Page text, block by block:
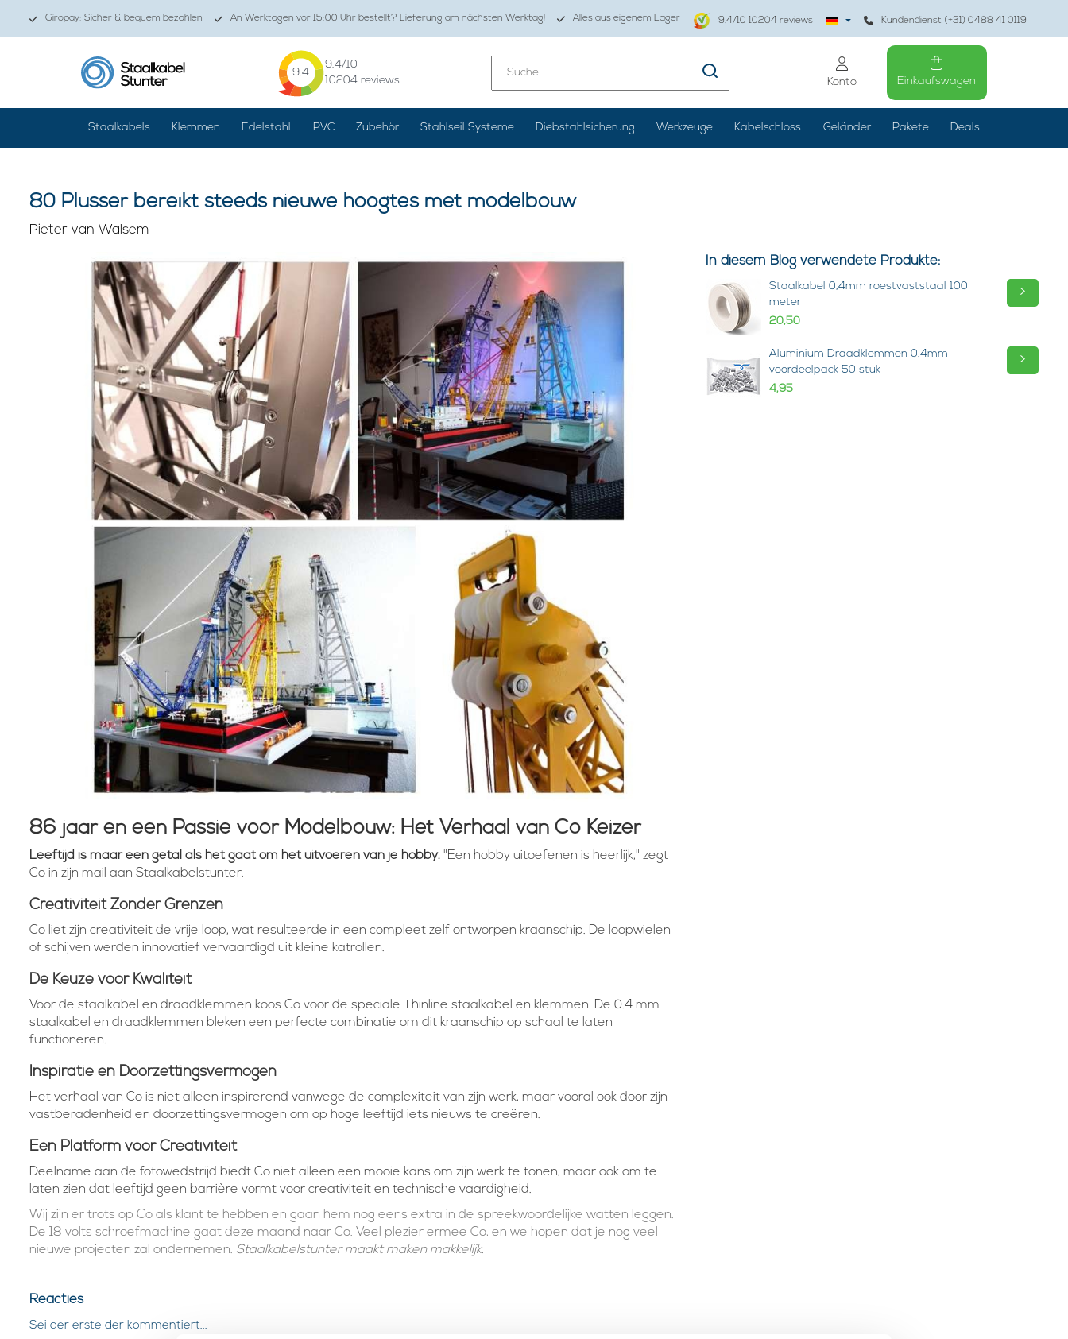
Giropay: Sicher & bequem bezahlen An Werktagen vor 15:00 Uhr bestellt? Lieferung am nächsten Werktag! Alles aus eigenem Lager 9.4/10 10204 reviews Kundendienst (+31) 0488 41 0119
9.4
9.4/10
10204reviews Konto Einkaufswagen
Staalkabels Klemmen Edelstahl PVC Zubehör Stahlseil Systeme Diebstahlsicherung Werkzeuge Kabelschloss Geländer Pakete Deals
80 Plusser bereikt steeds nieuwe hoogtes met modelbouw
Pieter van Walsem
86 jaar en een Passie voor Modelbouw: Het Verhaal van Co Keizer
Leeftijd is maar een getal als het gaat om het uitvoeren van je hobby. "Een hobby uitoefenen is heerlijk," zegt
Co in zijn mail aan Staalkabelstunter.
Creativiteit Zonder Grenzen
Co liet zijn creativiteit de vrije loop, wat resulteerde in een compleet zelf ontworpen kraanschip. De loopwielen
of schijven werden innovatief vervaardigd uit kleine katrollen.
De Keuze voor Kwaliteit
Voor de staalkabel en draadklemmen koos Co voor de speciale Thinline staalkabel en klemmen. De 0.4 mm
staalkabel en draadklemmen bleken een perfecte combinatie om dit kraanschip op schaal te laten
functioneren.
Inspiratie en Doorzettingsvermogen
Het verhaal van Co is niet alleen inspirerend vanwege de complexiteit van zijn werk, maar vooral ook door zijn
vastberadenheid en doorzettingsvermogen om op hoge leeftijd iets nieuws te creëren.
Een Platform voor Creativiteit
Deelname aan de fotowedstrijd biedt Co niet alleen een mooie kans om zijn werk te tonen, maar ook om te
laten zien dat leeftijd geen barrière vormt voor creativiteit en technische vaardigheid.
Wij zijn er trots op Co als klant te hebben en gaan hem nog eens extra in de spreekwoordelijke watten leggen.
De 18 volts schroefmachine gaat deze maand naar Co. Veel plezier ermee Co, en we hopen dat je nog veel
nieuwe projecten zal ondernemen. Staalkabelstunter maakt maken makkelijk.
Reacties
Sei der erste der kommentiert...
In diesem Blog verwendete Produkte:
Staalkabel 0,4mm roestvaststaal 100
meter
20,50
>
Aluminium Draadklemmen 0.4mm
voordeelpack 50 stuk
4,95
>